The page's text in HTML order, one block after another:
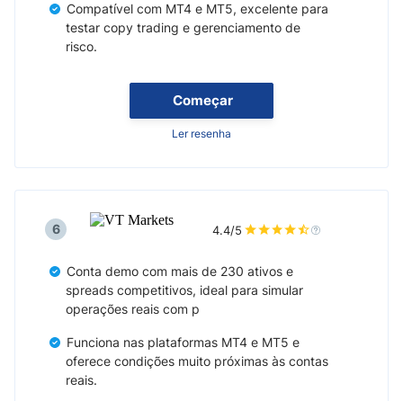
Começar
Ler resenha
Compatível com MT4 e MT5, excelente para
testar copy trading e gerenciamento de
risco.
6 4.4/5
Conta demo com mais de 230 ativos e
spreads competitivos, ideal para simular
operações reais com p
Funciona nas plataformas MT4 e MT5 e
oferece condições muito próximas às contas
reais.